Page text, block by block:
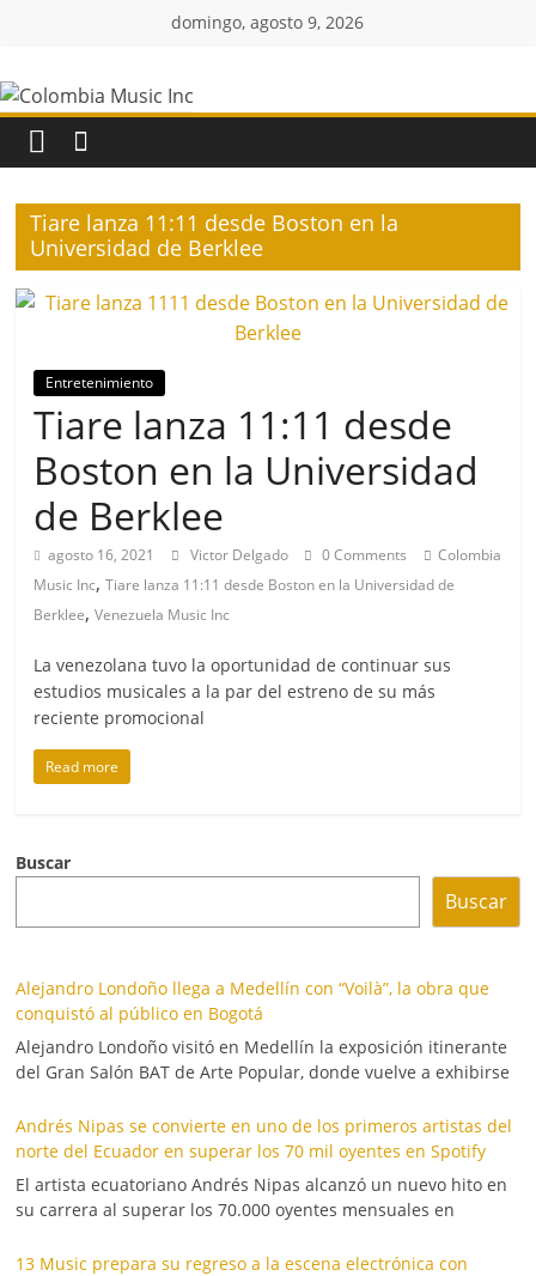
domingo, agosto 9, 2026
Colombia
Music
Inc
Colombia
Music
Tiare lanza 11:11 desde Boston en la
Universidad de Berklee
Entretenimiento
Tiare lanza 11:11 desde
Boston en la Universidad
de Berklee
agosto 16, 2021 Victor Delgado 0 Comments
Colombia
Music Inc,Tiare lanza 11:11 desde Boston en la Universidad de
Berklee,Venezuela Music Inc
La venezolana tuvo la oportunidad de continuar sus
estudios musicales a la par del estreno de su más
reciente promocional
Read more
Buscar
Buscar
Alejandro Londoño llega a Medellín con “Voilà”, la obra que
conquistó al público en Bogotá
Alejandro Londoño visitó en Medellín la exposición itinerante
del Gran Salón BAT de Arte Popular, donde vuelve a exhibirse
Andrés Nipas se convierte en uno de los primeros artistas del
norte del Ecuador en superar los 70 mil oyentes en Spotify
El artista ecuatoriano Andrés Nipas alcanzó un nuevo hito en
su carrera al superar los 70.000 oyentes mensuales en
13 Music prepara su regreso a la escena electrónica con